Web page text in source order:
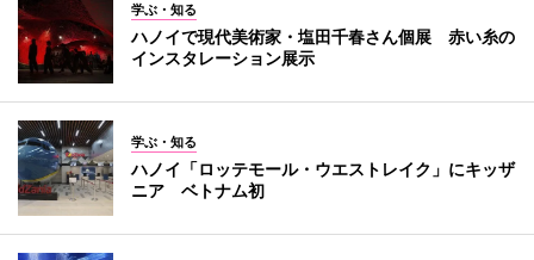
学ぶ・知る
ハノイで現代美術家・塩田千春さん個展 赤い糸の
インスタレーション展示
学ぶ・知る
ハノイ「ロッテモール・ウエストレイク」にキッザ
ニア ベトナム初